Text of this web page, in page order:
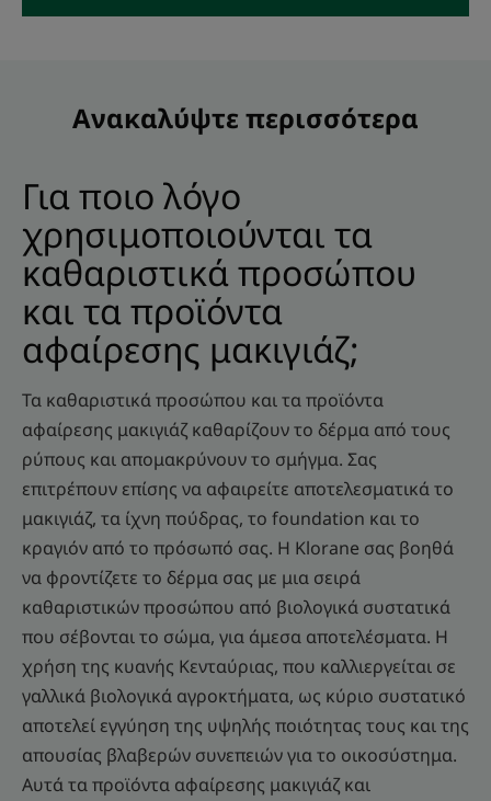
Ανακαλύψτε περισσότερα
Για ποιο λόγο
χρησιμοποιούνται τα
καθαριστικά προσώπου
και τα προϊόντα
αφαίρεσης μακιγιάζ;
Τα καθαριστικά προσώπου και τα προϊόντα
αφαίρεσης μακιγιάζ καθαρίζουν το δέρμα από τους
ρύπους και απομακρύνουν το σμήγμα. Σας
επιτρέπουν επίσης να αφαιρείτε αποτελεσματικά το
μακιγιάζ, τα ίχνη πούδρας, το foundation και το
κραγιόν από το πρόσωπό σας. Η Klorane σας βοηθά
να φροντίζετε το δέρμα σας με μια σειρά
καθαριστικών προσώπου από βιολογικά συστατικά
που σέβονται το σώμα, για άμεσα αποτελέσματα. Η
χρήση της κυανής Κενταύριας, που καλλιεργείται σε
γαλλικά βιολογικά αγροκτήματα, ως κύριο συστατικό
αποτελεί εγγύηση της υψηλής ποιότητας τους και της
απουσίας βλαβερών συνεπειών για το οικοσύστημα.
Αυτά τα προϊόντα αφαίρεσης μακιγιάζ και